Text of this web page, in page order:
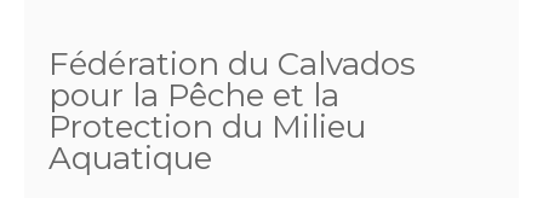
Fédération du Calvados
pour la Pêche et la
Protection du Milieu
Aquatique